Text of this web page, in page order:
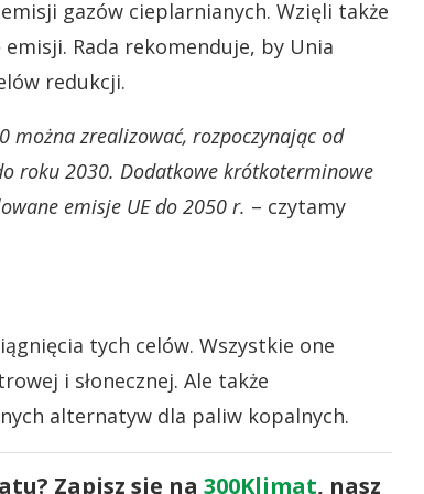
gazów cieplarnianych. Wzięli także
Rada rekomenduje, by Unia
redukcji.
można zrealizować, rozpoczynając od
roku 2030. Dodatkowe krótkoterminowe
emisje UE do 2050 r. – czytamy
tych celów. Wszystkie one
i słonecznej. Ale także
alternatyw dla paliw kopalnych.
Zapisz się na 300Klimat, nasz